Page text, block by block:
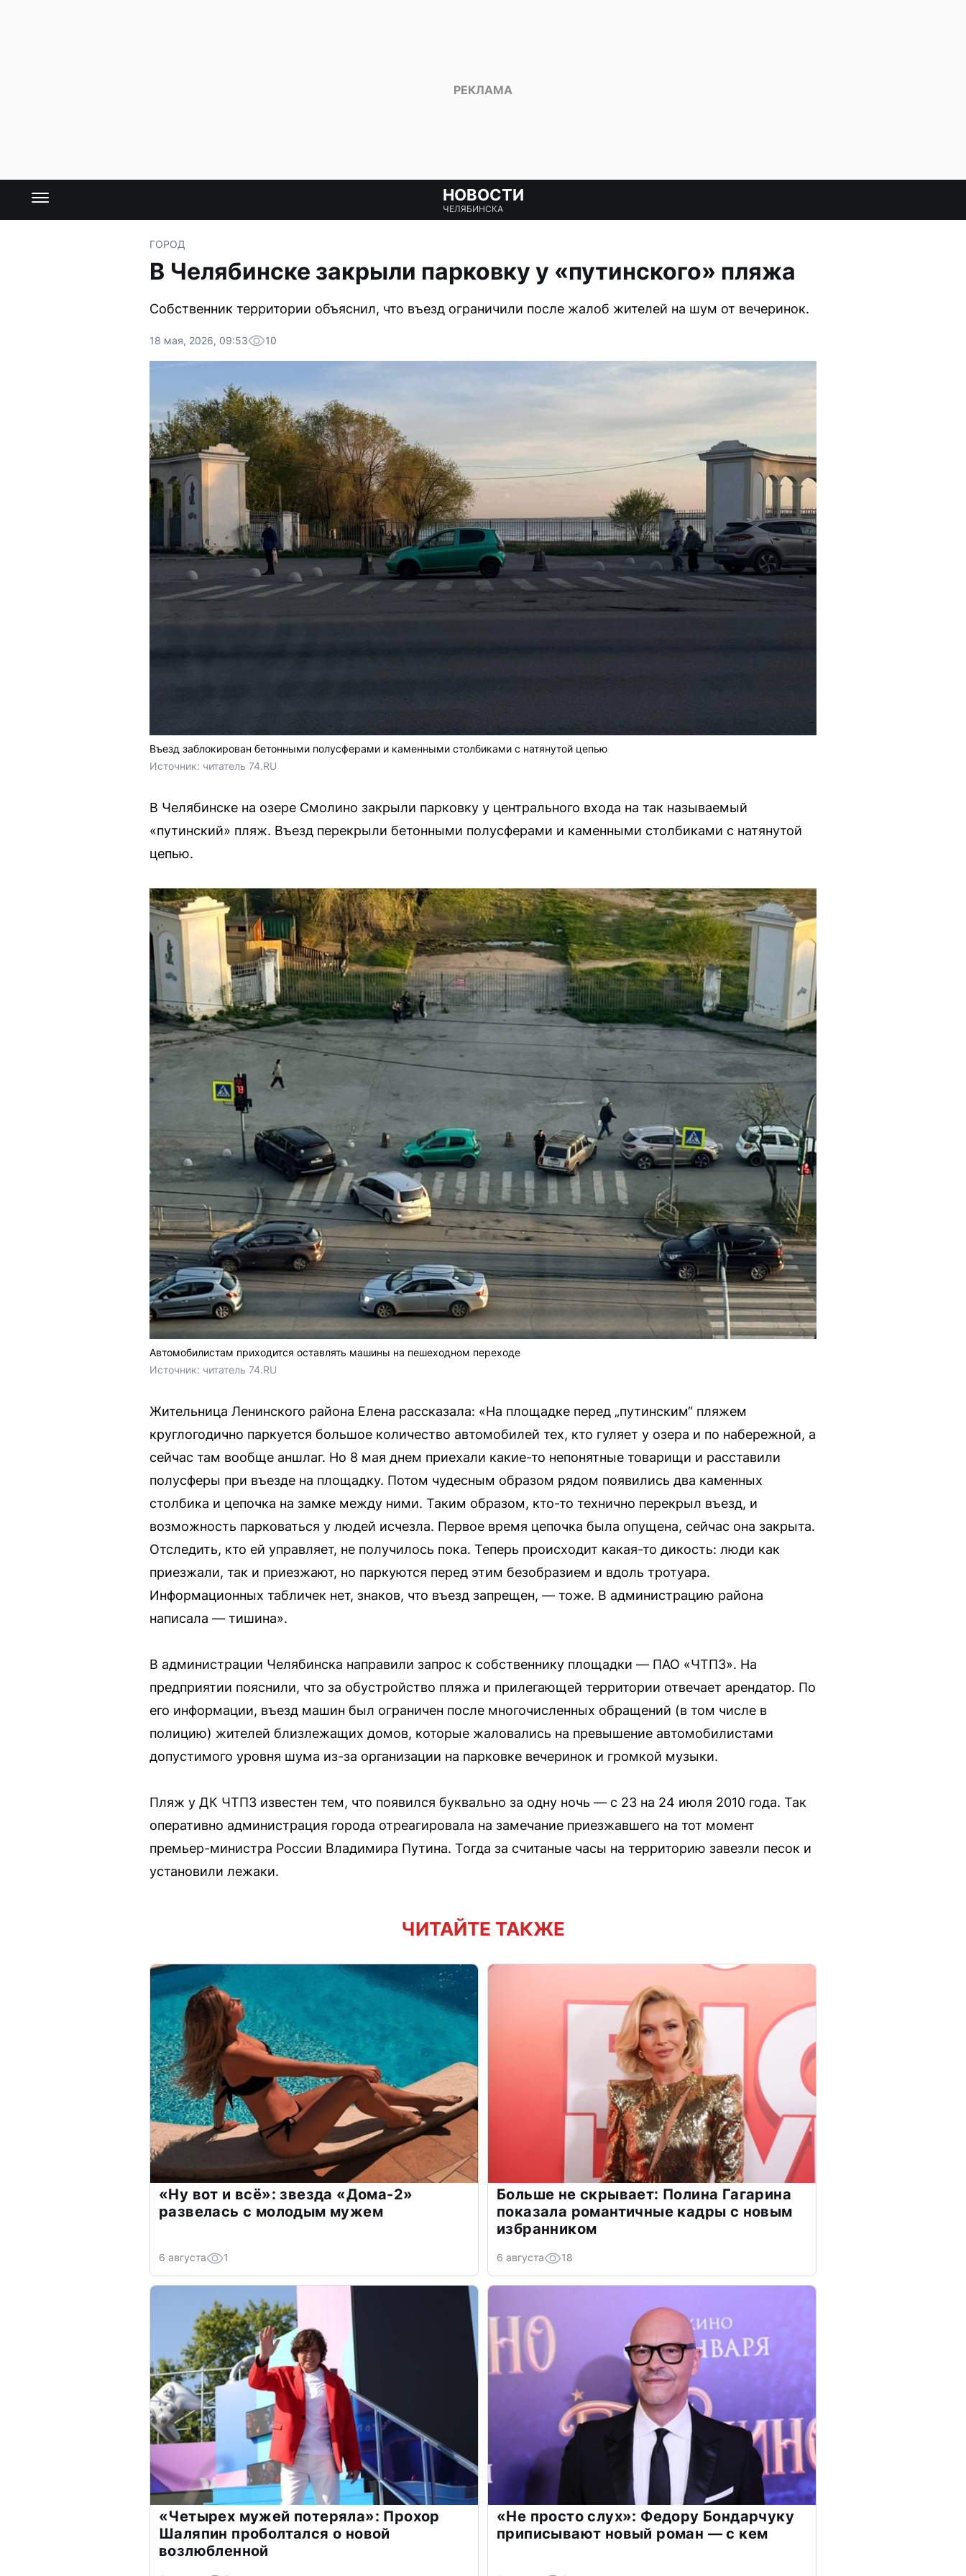
НОВОСТИ
ЧЕЛЯБИНСКА
ГОРОД
В Челябинске закрыли парковку у «путинского» пляжа
Собственник территории объяснил, что въезд ограничили после жалоб жителей на шум от вечеринок.
18 мая, 2026, 09:53 10
Въезд заблокирован бетонными полусферами и каменными столбиками с натянутой цепью
Источник: читатель 74.RU
В Челябинске на озере Смолино закрыли парковку у центрального входа на так называемый
«путинский» пляж. Въезд перекрыли бетонными полусферами и каменными столбиками с натянутой
цепью.
Автомобилистам приходится оставлять машины на пешеходном переходе
Источник: читатель 74.RU
Жительница Ленинского района Елена рассказала: «На площадке перед „путинским“ пляжем
круглогодично паркуется большое количество автомобилей тех, кто гуляет у озера и по набережной, а
сейчас там вообще аншлаг. Но 8 мая днем приехали какие-то непонятные товарищи и расставили
полусферы при въезде на площадку. Потом чудесным образом рядом появились два каменных
столбика и цепочка на замке между ними. Таким образом, кто-то технично перекрыл въезд, и
возможность парковаться у людей исчезла. Первое время цепочка была опущена, сейчас она закрыта.
Отследить, кто ей управляет, не получилось пока. Теперь происходит какая-то дикость: люди как
приезжали, так и приезжают, но паркуются перед этим безобразием и вдоль тротуара.
Информационных табличек нет, знаков, что въезд запрещен, — тоже. В администрацию района
написала — тишина».
В администрации Челябинска направили запрос к собственнику площадки — ПАО «ЧТПЗ». На
предприятии пояснили, что за обустройство пляжа и прилегающей территории отвечает арендатор. По
его информации, въезд машин был ограничен после многочисленных обращений (в том числе в
полицию) жителей близлежащих домов, которые жаловались на превышение автомобилистами
допустимого уровня шума из-за организации на парковке вечеринок и громкой музыки.
Пляж у ДК ЧТПЗ известен тем, что появился буквально за одну ночь — с 23 на 24 июля 2010 года. Так
оперативно администрация города отреагировала на замечание приезжавшего на тот момент
премьер-министра России Владимира Путина. Тогда за считаные часы на территорию завезли песок и
установили лежаки.
ЧИТАЙТЕ ТАКЖЕ
«Ну вот и всё»: звезда «Дома-2»
развелась с молодым мужем
6 августа 1
Больше не скрывает: Полина Гагарина
показала романтичные кадры с новым
избранником
6 августа 18
«Четырех мужей потеряла»: Прохор
Шаляпин проболтался о новой
возлюбленной
«Не просто слух»: Федору Бондарчуку
приписывают новый роман — с кем